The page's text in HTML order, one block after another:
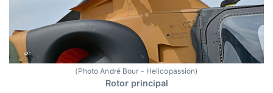
(Photo André Bour - Helicopassion)
Rotor principal